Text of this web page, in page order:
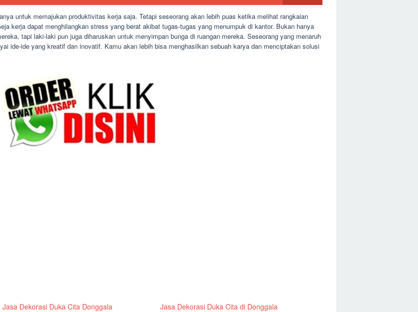
untuk memajukan produktivitas kerja saja. Tetapi seseorang akan lebih puas ketika melihat rangkaian
kerja dapat menghilangkan stress yang berat akibat tugas-tugas yang menumpuk di kantor. Bukan hanya
tapi laki-laki pun juga diharuskan untuk menyimpan bunga di ruangan mereka. Seseorang yang menaruh
ide-ide yang kreatif dan inovatif. Kamu akan lebih bisa menghasilkan sebuah karya dan menciptakan solusi
Jasa Dekorasi Duka Cita Donggala
Jasa Dekorasi Duka Cita di Donggala